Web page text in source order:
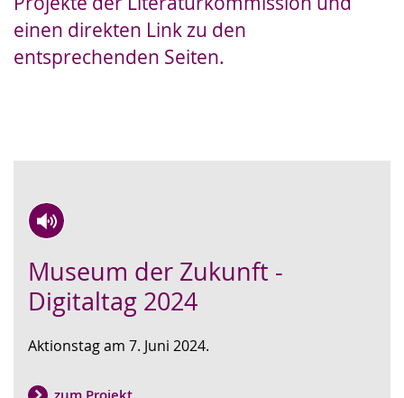
einen direkten Link zu den
entsprechenden Seiten.
Gebärdensprache
wird
angezeigt.
Museum der Zukunft -
Digitaltag 2024
Leichten
Sprache
wechseln.
Audio-
Unterstützung.
Video
in
Deutscher
Gebärdensprache
angezeigt.
Aktionstag am 7. Juni 2024.